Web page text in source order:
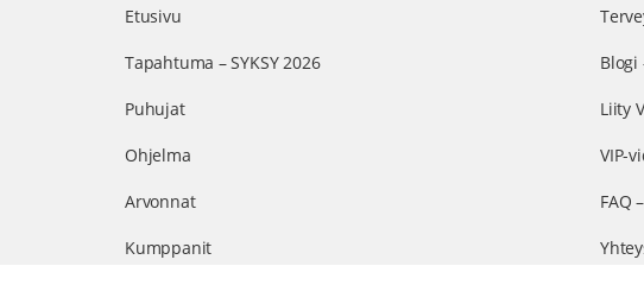
Etusivu
Tapahtuma – SYKSY 2026
Puhujat
Ohjelma
Arvonnat
Kumppanit
Blogi
Liity
VIP-
FAQ